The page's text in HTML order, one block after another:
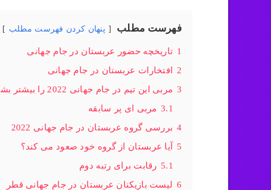
فهرست مطلب پنهان کردن فهرست مطلب
1 تاریخچه حضور عربستان در جام جهانی
2 افتخارات عربستان در جام جهانی
3 مربی این تیم در جام جهانی 2022 را بیشتر بشناسید
3.1 مربی ای پر سابقه
4 بررسی گروه عربستان در جام جهانی 2022
5 آیا عربستان از گروه خود صعود می کند؟
5.1 رقابت برای رتبه دوم
6 لیست بازیکنان عربستان در جام جهانی قطر